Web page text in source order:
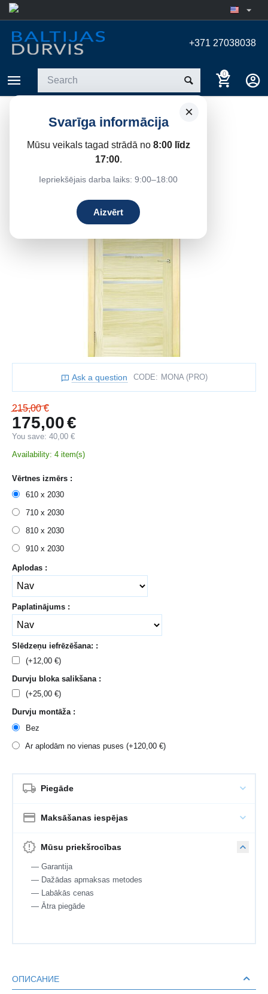
+371 27038038
0
×
Svarīga informācija
Mūsu veikals tagad strādā no 8:00 līdz
17:00.
Iepriekšējais darba laiks: 9:00–18:00
Aizvērt
DAKOTA INTERIOR DOOR
Home / Interior doors
Ask a question CODE: MONA (PRO)
215,00 €
175,00€
You save:40,00 €
Availability: 4 item(s)
Vērtnes izmērs :
610 x 2030
710 x 2030
810 x 2030
910 x 2030
Aplodas :
Paplatinājums :
Slēdzeņu iefrēzēšana: :
(+12,00 €)
Durvju bloka salikšana :
(+25,00 €)
Durvju montāža :
Bez
Ar aplodām no vienas puses (+120,00 €)
Piegāde
Maksāšanas iespējas
Mūsu priekšrocības
— Garantija
— Dažādas apmaksas metodes
— Labākās cenas
— Ātra piegāde
ОПИСАНИЕ